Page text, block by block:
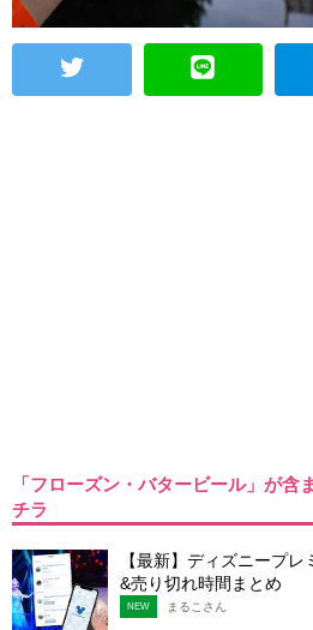
「フローズン・バタービール」が含
チラ
【最新】ディズニープ
&売り切れ時間まとめ
NEW まるこさん